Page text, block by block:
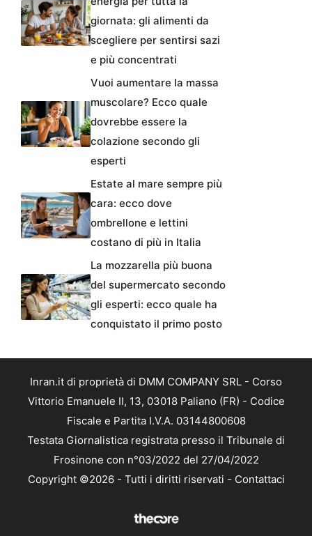
giornata: gli alimenti da
scegliere per sentirsi sazi
e più concentrati
Vuoi aumentare la massa
muscolare? Ecco quale
dovrebbe essere la
colazione secondo gli
esperti
Estate al mare sempre più
cara: ecco dove
ombrellone e lettini
costano di più in Italia
La mozzarella più buona
del supermercato secondo
gli esperti: ecco quale ha
conquistato il primo posto
Inran.it di proprietà di DMM COMPANY SRL - Corso
Vittorio Emanuele II, 13, 03018 Paliano (FR) - Codice
Fiscale e Partita I.V.A. 03144800608
Testata Giornalistica registrata presso il Tribunale di
Frosinone con n°03/2022 del 27/04/2022
Copyright ©2026 - Tutti i diritti riservati - Contattaci